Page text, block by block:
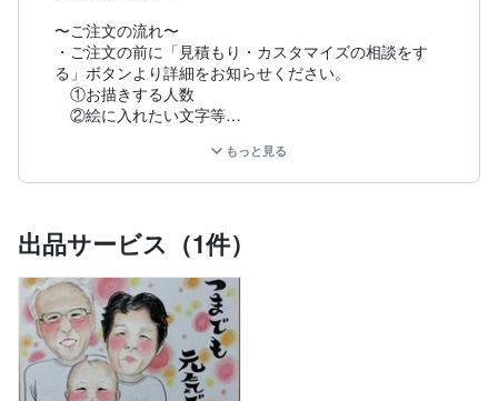
〜ご注文の流れ〜
・ご注文の前に「見積もり・カスタマイズの相談をす
る」ボタンより詳細をお知らせください。
①お描きする人数
②絵に入れたい文字等
※絵のサイズは基本的に色紙サイズです。
・ご購入後、トークルームにお写真を送っていただきま
（修正は３回まで）
・色付後のご確認
（色鉛筆ですが、消えにくいものを使用しています。
修正は2回まででお願いします。）
※この段階での大きな修正はできませんのでご了承
ください。
・似顔絵完成後、配送での納品。
※送料別
もっと見る
出品サービス（1件）